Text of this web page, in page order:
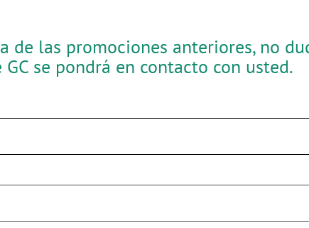
de las promociones anteriores, no
se pondrá en contacto con usted.